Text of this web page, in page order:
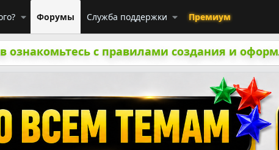
Форумы Служба поддержки Премиум
ознакомьтесь с правилами создания и